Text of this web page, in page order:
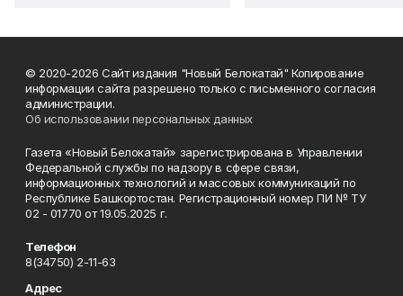
© 2020-2026 Сайт издания "Новый Белокатай" Копирование
информации сайта разрешено только с письменного согласия
администрации.
Об использовании персональных данных
Газета «Новый Белокатай» зарегистрирована в Управлении
Федеральной службы по надзору в сфере связи,
информационных технологий и массовых коммуникаций по
Республике Башкортостан. Регистрационный номер ПИ № ТУ
02 - 01770 от 19.05.2025 г.
Телефон
8(34750) 2-11-63
Адрес